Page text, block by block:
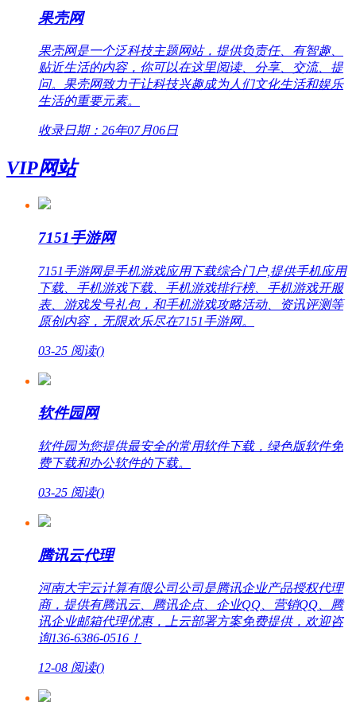
果壳网
果壳网是一个泛科技主题网站，提供负责任、有智趣、
贴近生活的内容，你可以在这里阅读、分享、交流、提
问。果壳网致力于让科技兴趣成为人们文化生活和娱乐
生活的重要元素。
收录日期：26年07月06日
VIP网站
7151手游网
7151手游网是手机游戏应用下载综合门户,提供手机应用
下载、手机游戏下载、手机游戏排行榜、手机游戏开服
表、游戏发号礼包，和手机游戏攻略活动、资讯评测等
原创内容，无限欢乐尽在7151手游网。
03-25 阅读()
软件园网
软件园为您提供最安全的常用软件下载，绿色版软件免
费下载和办公软件的下载。
03-25 阅读()
腾讯云代理
河南大宇云计算有限公司公司是腾讯企业产品授权代理
商，提供有腾讯云、腾讯企点、企业QQ、营销QQ、腾
讯企业邮箱代理优惠，上云部署方案免费提供，欢迎咨
询136-6386-0516！
12-08 阅读()